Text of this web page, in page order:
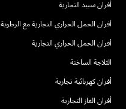
أفران سبيد التجارية
أفران الحمل الحراري التجارية مع الرطوبة
أفران الحمل الحراري التجارية
الثلاجة الساخنة
أفران كهربائية تجارية
أفران الغاز التجارية